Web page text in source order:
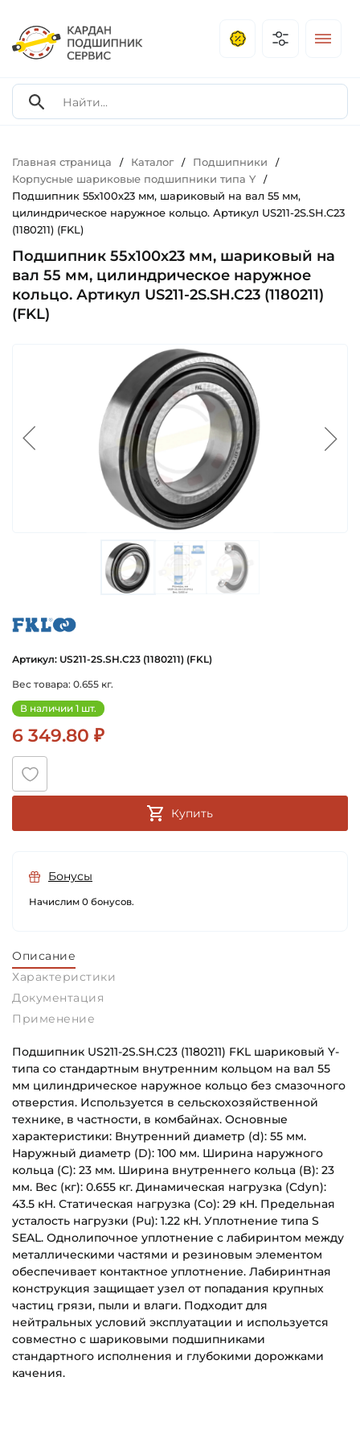
Главная страница / Каталог / Подшипники /
Корпусные шариковые подшипники типа Y /
Подшипник 55х100х23 мм, шариковый на вал 55 мм,
цилиндрическое наружное кольцо. Артикул US211-2S.SH.C23
(1180211) (FKL)
Подшипник 55х100х23 мм, шариковый на
вал 55 мм, цилиндрическое наружное
кольцо. Артикул US211-2S.SH.C23 (1180211)
(FKL)
Артикул: US211-2S.SH.C23 (1180211) (FKL)
Вес товара: 0.655 кг.
В наличии 1 шт.
6 349.80 ₽
Купить
Бонусы
Начислим 0 бонусов.
Описание
Характеристики
Применение
Документация
Подшипник US211-2S.SH.C23 (1180211) FKL шариковый Y-
типа со стандартным внутренним кольцом на вал 55
мм цилиндрическое наружное кольцо без смазочного
отверстия. Используется в сельскохозяйственной
технике, в частности, в комбайнах. Основные
характеристики: Внутренний диаметр (d): 55 мм.
Наружный диаметр (D): 100 мм. Ширина наружного
кольца (C): 23 мм. Ширина внутреннего кольца (B): 23
мм. Вес (кг): 0.655 кг. Динамическая нагрузка (Cdyn):
43.5 кН. Статическая нагрузка (Co): 29 кН. Предельная
усталость нагрузки (Pu): 1.22 кН. Уплотнение типа S
SEAL. Однолипочное уплотнение с лабиринтом между
металлическими частями и резиновым элементом
обеспечивает контактное уплотнение. Лабиринтная
конструкция защищает узел от попадания крупных
частиц грязи, пыли и влаги. Подходит для
нейтральных условий эксплуатации и используется
совместно с шариковыми подшипниками
стандартного исполнения и глубокими дорожками
качения.